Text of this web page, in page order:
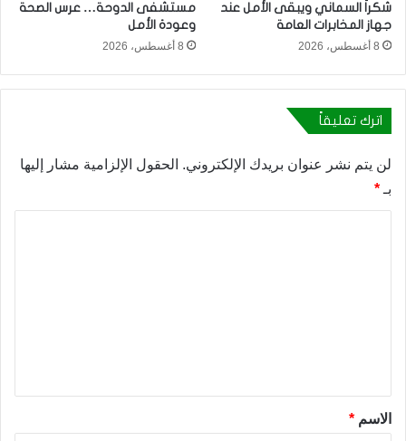
شكراً السماني ويبقى الأمل عند
جهاز المخابرات العامة
8 أغسطس، 2026
مستشفى الدوحة… عرس الصحة
وعودة الأمل
8 أغسطس، 2026
اترك تعليقاً
لن يتم نشر عنوان بريدك الإلكتروني. الحقول الإلزامية مشار إليها
بـ *
*الاسم *